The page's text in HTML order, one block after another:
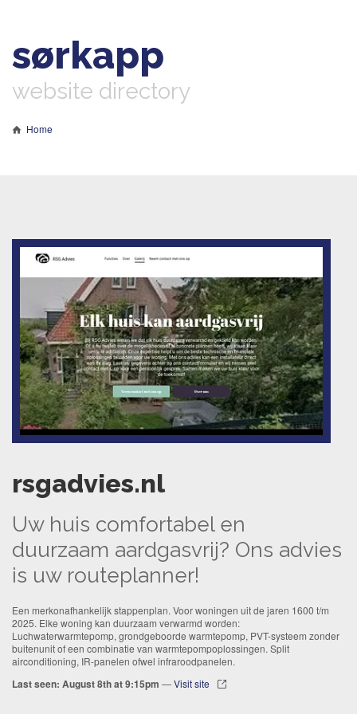
sørkapp
website directory
Home
rsgadvies.nl
Uw huis comfortabel en
duurzaam aardgasvrij? Ons advies
is uw routeplanner!
Een merkonafhankelijk stappenplan. Voor woningen uit de jaren 1600 t/m
2025. Elke woning kan duurzaam verwarmd worden:
Luchwaterwarmtepomp, grondgeboorde warmtepomp, PVT-systeem zonder
buitenunit of een combinatie van warmtepompoplossingen. Split
airconditioning, IR-panelen ofwel infraroodpanelen.
Last seen: August 8th at 9:15pm —Visit site